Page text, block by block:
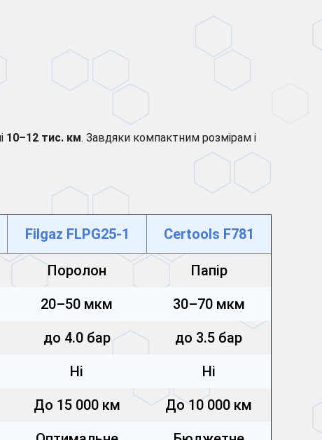
10–12 тис. км. Завдяки компактним розмірам і
Filgaz FLPG25-1 Certools F781
Поролон
Папір
20–50 мкм
30–70 мкм
до 4.0 бар
до 3.5 бар
Ні
Ні
До 15 000 км
До 10 000 км